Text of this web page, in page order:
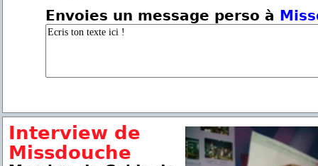
Envoies un message perso à
Interview de
Missdouche